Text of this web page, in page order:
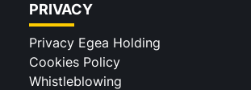
PRIVACY
Privacy Egea Holding
Cookies Policy
Whistleblowing